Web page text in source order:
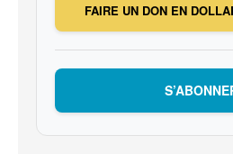
FAIRE UN DON EN